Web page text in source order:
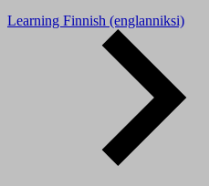
Learning Finnish (englanniksi)